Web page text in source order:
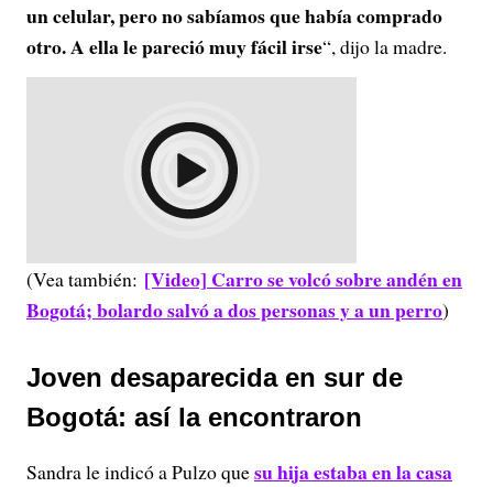
un celular, pero no sabíamos que había comprado
otro. A ella le pareció muy fácil irse“, dijo la madre.
(Vea también: [Video] Carro se volcó sobre andén en
Bogotá; bolardo salvó a dos personas y a un perro)
Joven desaparecida en sur de
Bogotá: así la encontraron
Sandra le indicó a Pulzo quesu hija estaba en la casa